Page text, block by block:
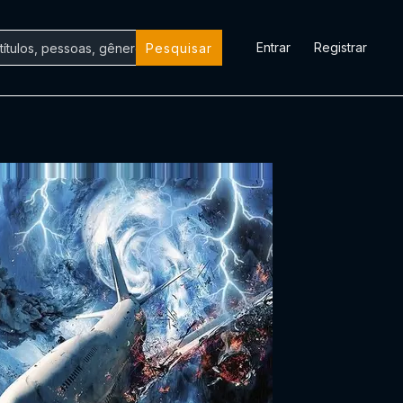
Pesquisar Entrar Registrar